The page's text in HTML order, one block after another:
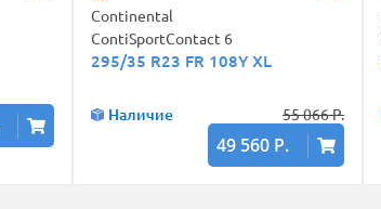
Continental
ContiSportContact 6
295/35 R23 FR 108Y XL
Наличие 55 066 Р.
49 560 Р.